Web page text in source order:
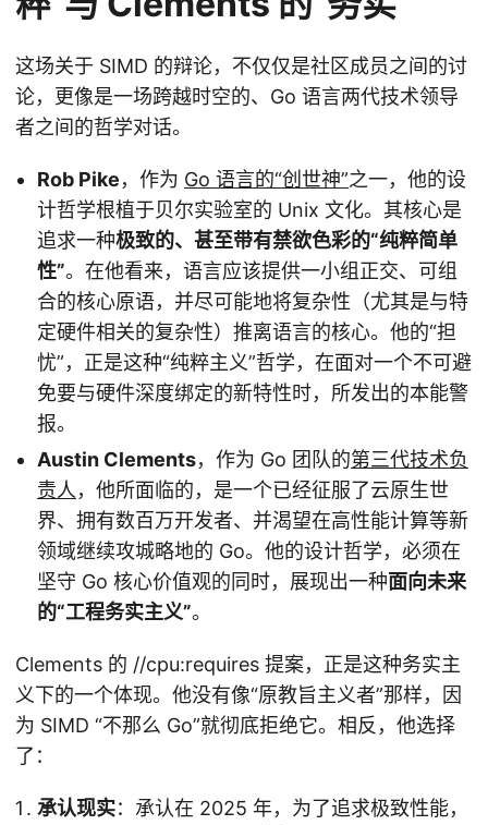
这场关于 SIMD 的辩论，不仅仅是社区成员之间的讨
论，更像是一场跨越时空的、Go 语言两代技术领导
者之间的哲学对话。
Rob Pike，作为 Go 语言的“创世神”之一，他的设
计哲学根植于贝尔实验室的 Unix 文化。其核心是
追求一种极致的、甚至带有禁欲色彩的“纯粹简单
性”。在他看来，语言应该提供一小组正交、可组
合的核心原语，并尽可能地将复杂性（尤其是与特
定硬件相关的复杂性）推离语言的核心。他的“担
忧”，正是这种“纯粹主义”哲学，在面对一个不可避
免要与硬件深度绑定的新特性时，所发出的本能警
报。
Austin Clements，作为 Go 团队的第三代技术负
责人 ，他所面临的，是一个已经征服了云原生世
界、拥有数百万开发者、并渴望在高性能计算等新
领域继续攻城略地的 Go。他的设计哲学，必须在
坚守 Go 核心价值观的同时，展现出一种面向未来
的“工程务实主义”。
Clements 的 //cpu:requires 提案，正是这种务实主
义下的一个体现。他没有像“原教旨主义者”那样，因
为 SIMD “不那么 Go”就彻底拒绝它。相反，他选择
了：
承认现实：承认在 2025 年，为了追求极致性能，